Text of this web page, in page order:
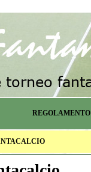
REGOLAMENTO